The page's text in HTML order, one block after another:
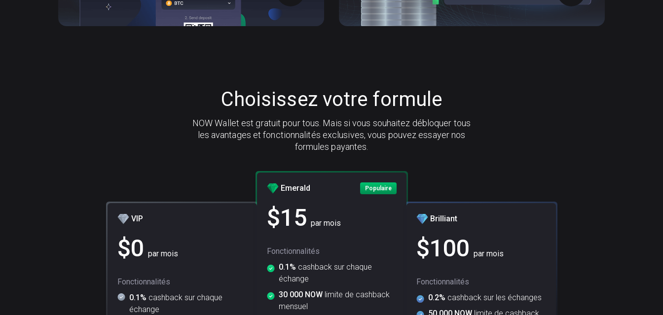
Choisissez votre formule
NOW Wallet est gratuit pour tous. Mais si vous souhaitez débloquer tous
les avantages et fonctionnalités exclusives, vous pouvez essayer nos
formules payantes.
VIP
$0 par mois
Fonctionnalités
0.1% cashback sur chaque
échange
Emerald Populaire
$15 par mois
Fonctionnalités
0.1% cashback sur chaque
échange
30 000 NOW limite de cashback
mensuel
Brilliant
$100 par mois
Fonctionnalités
0.2% cashback sur les échanges